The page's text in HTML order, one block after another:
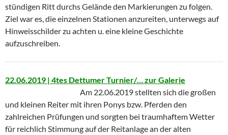
stündigen Ritt durchs Gelände den Markierungen zu folgen.
Ziel war es, die einzelnen Stationen anzureiten, unterwegs auf
Hinweisschilder zu achten u. eine kleine Geschichte
aufzuschreiben.
22.06.2019 | 4tes Dettumer Turnier/… zur Galerie
Am 22.06.2019 stellten sich die großen
und kleinen Reiter mit ihren Ponys bzw. Pferden den
zahlreichen Prüfungen und sorgten bei traumhaftem Wetter
für reichlich Stimmung auf der Reitanlage an der alten